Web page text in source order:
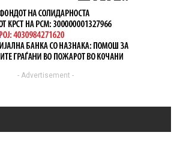
- Advertisement -